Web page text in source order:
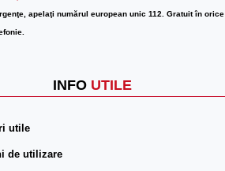
apelaţi numărul european unic 112. Gratuit în orice
INFO UTILE
utile
de utilizare